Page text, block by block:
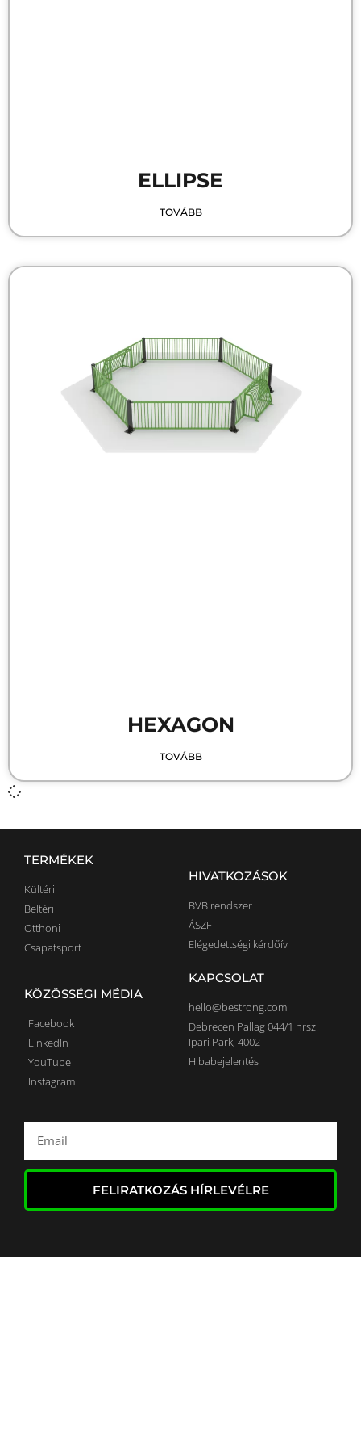
ELLIPSE
TOVÁBB
HEXAGON
TOVÁBB
TERMÉKEK
Kültéri
Beltéri
Otthoni
Csapatsport
HIVATKOZÁSOK
BVB rendszer
ÁSZF
Elégedettségi kérdőív
KÖZÖSSÉGI MÉDIA
Facebook
LinkedIn
YouTube
Instagram
KAPCSOLAT
hello@bestrong.com
Debrecen Pallag 044/1 hrsz.
Ipari Park, 4002
Hibabejelentés
FELIRATKOZÁS HÍRLEVÉLRE